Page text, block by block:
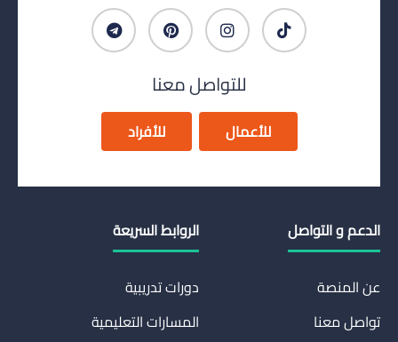
للتواصل معنا
للأعمال للأفراد
الدعم و التواصل
عن المنصة
تواصل معنا
الروابط السريعة
دورات تدريبية
المسارات التعليمية